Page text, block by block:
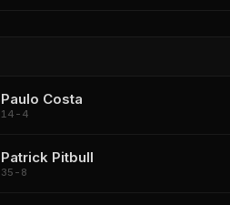
Paulo Costa
14-4
Patrick Pitbull
35-8